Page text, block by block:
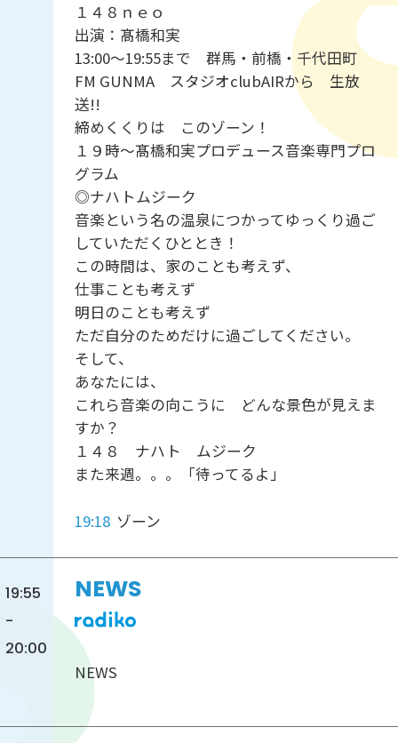
１４８ｎｅｏ
出演：髙橋和実
13:00～19:55まで 群馬・前橋・千代田町
FM GUNMA スタジオclubAIRから 生放
送!!
締めくくりは このゾーン！
１９時～髙橋和実プロデュース音楽専門プロ
グラム
◎ナハトムジーク
音楽という名の温泉につかってゆっくり過ご
していただくひととき！
この時間は、家のことも考えず、
仕事ことも考えず
明日のことも考えず
ただ自分のためだけに過ごしてください。
そして、
あなたには、
これら音楽の向こうに どんな景色が見えま
すか？
１４８ ナハト ムジーク
また来週。。。「待ってるよ」
19:18 ゾーン
19:55
-
20:00
NEWS
NEWS